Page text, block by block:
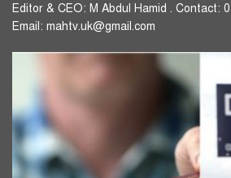
Editor & CEO: M Abdul Hamid . Contact:
Email: mahtv.uk@gmail.com